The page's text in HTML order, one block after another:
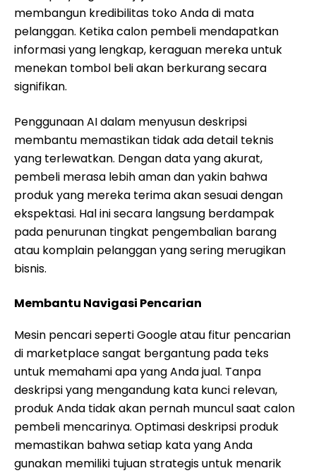
membangun kredibilitas toko Anda di mata
pelanggan. Ketika calon pembeli mendapatkan
informasi yang lengkap, keraguan mereka untuk
menekan tombol beli akan berkurang secara
signifikan.
Penggunaan AI dalam menyusun deskripsi
membantu memastikan tidak ada detail teknis
yang terlewatkan. Dengan data yang akurat,
pembeli merasa lebih aman dan yakin bahwa
produk yang mereka terima akan sesuai dengan
ekspektasi. Hal ini secara langsung berdampak
pada penurunan tingkat pengembalian barang
atau komplain pelanggan yang sering merugikan
bisnis.
Membantu Navigasi Pencarian
Mesin pencari seperti Google atau fitur pencarian
di marketplace sangat bergantung pada teks
untuk memahami apa yang Anda jual. Tanpa
deskripsi yang mengandung kata kunci relevan,
produk Anda tidak akan pernah muncul saat calon
pembeli mencarinya. Optimasi deskripsi produk
memastikan bahwa setiap kata yang Anda
gunakan memiliki tujuan strategis untuk menarik